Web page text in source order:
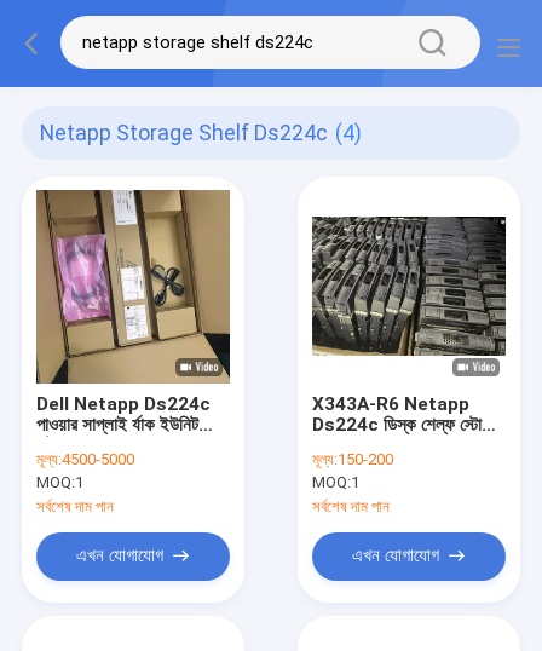
Netapp Storage Shelf Ds224c (4)
Dell Netapp Ds224c
পাওয়ার সাপ্লাই র্যাক ইউনিট
24-বে Fas8200
মূল্য:4500-5000
MOQ:1
সর্বশেষ দাম পান
এখন যোগাযোগ
X343A-R6 Netapp
Ds224c ডিস্ক শেল্ফ স্টোরেজ
12G SFF HDD SP-
X343A-R6
মূল্য:150-200
MOQ:1
সর্বশেষ দাম পান
এখন যোগাযোগ